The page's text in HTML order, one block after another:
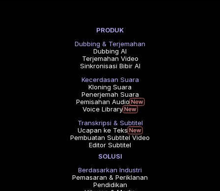
PRODUK
Dubbing & Terjemahan
Dubbing AI
Terjemahan Video
Sinkronisasi Bibir AI
Kecerdasan Suara
Kloning Suara
Penerjemah Suara
Pemisahan Audio
Voice Library
Transkripsi & Subtitel
Ucapan ke Teks
Pembuatan Subtitel Video
Editor Subtitel
SOLUSI
Berdasarkan Industri
Pemasaran & Periklanan
Pendidikan